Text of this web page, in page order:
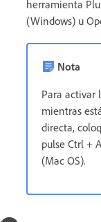
herramienta
(Windows) u
Nota
Para activar
mientras
directa,
pulse Ctrl +
(Mac OS).